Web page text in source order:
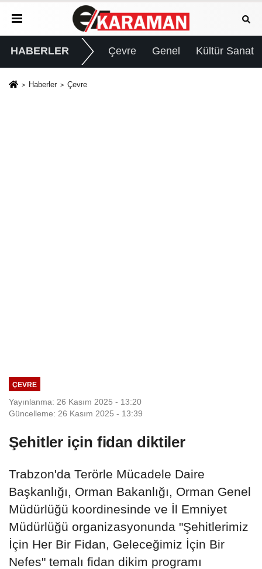
HABERLER Çevre Genel Kültür Sanat
Haberler Çevre
ÇEVRE
Yayınlanma: 26 Kasım 2025 - 13:20
Güncelleme: 26 Kasım 2025 - 13:39
Şehitler için fidan diktiler
Trabzon'da Terörle Mücadele Daire
Başkanlığı, Orman Bakanlığı, Orman Genel
Müdürlüğü koordinesinde ve İl Emniyet
Müdürlüğü organizasyonunda "Şehitlerimiz
İçin Her Bir Fidan, Geleceğimiz İçin Bir
Nefes" temalı fidan dikim programı